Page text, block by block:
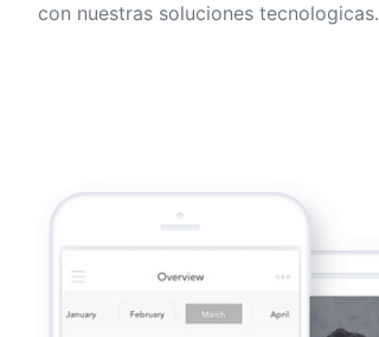
con nuestras soluciones tecnologicas.